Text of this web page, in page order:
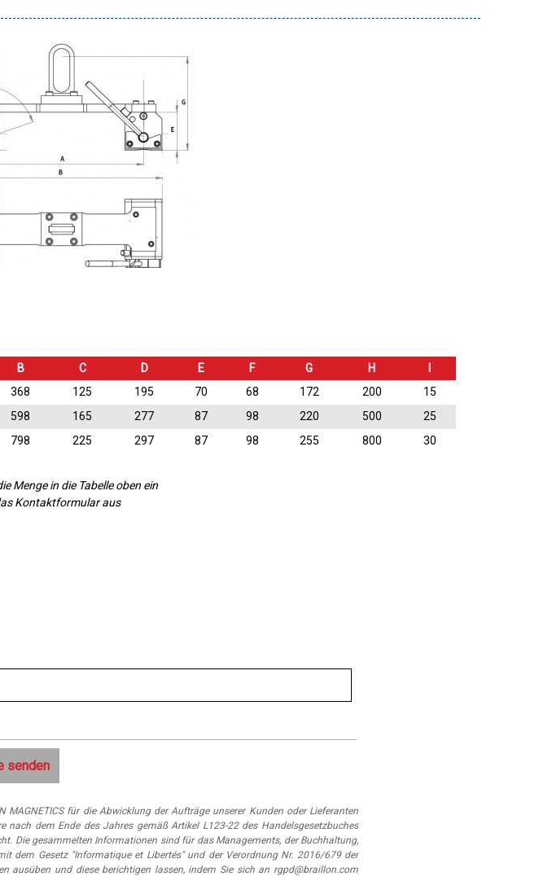
B C D E F G H
368 125 195 70 68 172 200
15
598 165 277 87 98 220 500
25
798 225 297 87 98 255 800 30
Menge in die Tabelle oben ein
Kontaktformular aus
für die Abwicklung der Aufträge unserer Kunden oder Lieferanten
dem Ende des Jahres gemäß Artikel L123-22 des Handelsgesetzbuches
Die gesammelten Informationen sind für das Managements, der Buchhaltung,
dem Gesetz "Informatique et Libertés" und der Verordnung Nr. 2016/679 der
ausüben und diese berichtigen lassen, indem Sie sich an rgpd@braillon.com